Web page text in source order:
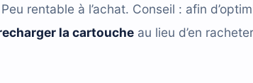
rentable à l’achat. Conseil : afin
la cartouche au lieu d’en